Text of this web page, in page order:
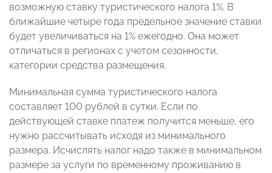
возможную ставку туристического налога 1%. В
ближайшие четыре года предельное значение ставки
будет увеличиваться на 1% ежегодно. Она может
отличаться в регионах с учетом сезонности,
категории средства размещения.
Минимальная сумма туристического налога
составляет 100 рублей в сутки. Если по
действующей ставке платеж получится меньше, его
нужно рассчитывать исходя из минимального
размера. Исчислять налог надо также в минимальном
размере за услуги по временному проживанию в